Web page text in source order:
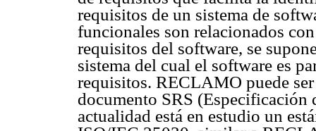
requisitos de un sistema de
funcionales son relacionados
requisitos del software, se
sistema del cual el software es
requisitos. RECLAMO puede
documento SRS (Especificación
actualidad está en estudio un